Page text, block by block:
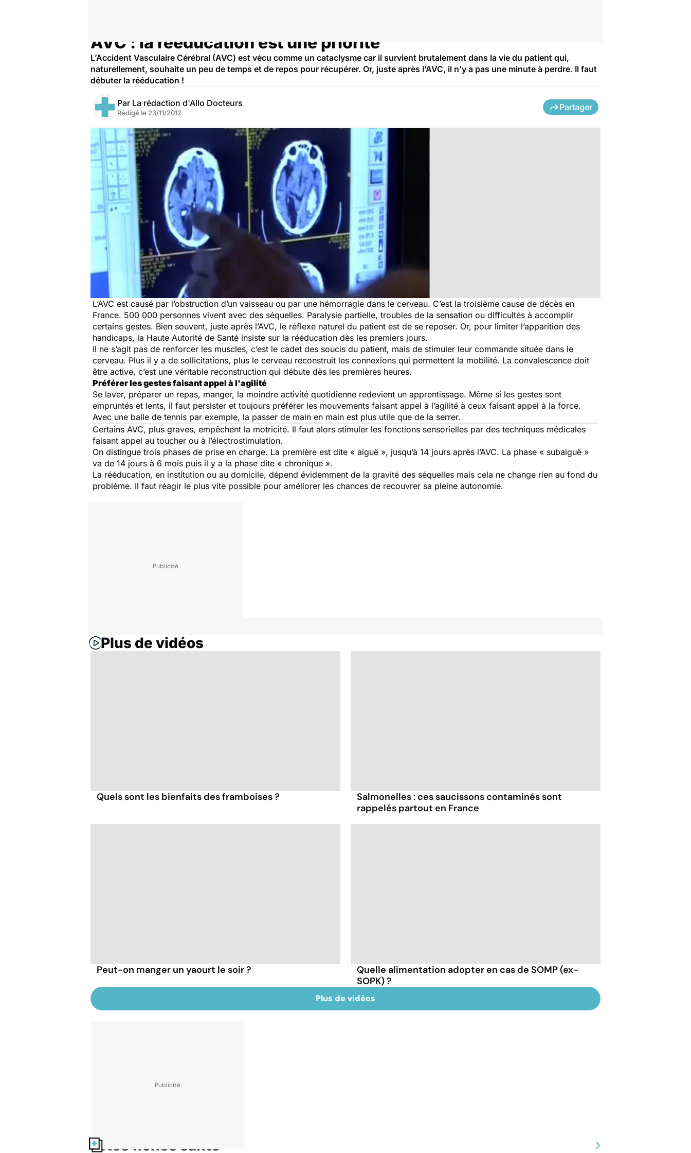
AVC : la rééducation est une priorité
L’Accident Vasculaire Cérébral (AVC) est vécu comme un cataclysme car il survient brutalement dans la vie du patient qui,
naturellement, souhaite un peu de temps et de repos pour récupérer. Or, juste après l’AVC, il n’y a pas une minute à perdre. Il faut
débuter la rééducation !
Par La rédaction d'Allo Docteurs
Rédigé le 23/11/2012
Partager
L’AVC est causé par l’obstruction d’un vaisseau ou par une hémorragie dans le cerveau. C’est la troisième cause de décès en
France. 500 000 personnes vivent avec des séquelles. Paralysie partielle, troubles de la sensation ou difficultés à accomplir
certains gestes. Bien souvent, juste après l’AVC, le réflexe naturel du patient est de se reposer. Or, pour limiter l’apparition des
handicaps, la Haute Autorité de Santé insiste sur la rééducation dès les premiers jours.
Il ne s’agit pas de renforcer les muscles, c’est le cadet des soucis du patient, mais de stimuler leur commande située dans le
cerveau. Plus il y a de sollicitations, plus le cerveau reconstruit les connexions qui permettent la mobilité. La convalescence doit
être active, c’est une véritable reconstruction qui débute dès les premières heures.
Préférer les gestes faisant appel à l'agilité
Se laver, préparer un repas, manger, la moindre activité quotidienne redevient un apprentissage. Même si les gestes sont
empruntés et lents, il faut persister et toujours préférer les mouvements faisant appel à l’agilité à ceux faisant appel à la force.
Avec une balle de tennis par exemple, la passer de main en main est plus utile que de la serrer.
Certains AVC, plus graves, empêchent la motricité. Il faut alors stimuler les fonctions sensorielles par des techniques médicales
faisant appel au toucher ou à l’électrostimulation.
On distingue trois phases de prise en charge. La première est dite « aiguë », jusqu’à 14 jours après l’AVC. La phase « subaiguë »
va de 14 jours à 6 mois puis il y a la phase dite « chronique ».
La rééducation, en institution ou au domicile, dépend évidemment de la gravité des séquelles mais cela ne change rien au fond du
problème. Il faut réagir le plus vite possible pour améliorer les chances de recouvrer sa pleine autonomie.
Plus de vidéos
Quels sont les bienfaits des framboises ?
Salmonelles : ces saucissons contaminés sont
rappelés partout en France
Peut-on manger un yaourt le soir ?
Quelle alimentation adopter en cas de SOMP (ex-
SOPK) ?
Plus de vidéos
Nos fiches santé